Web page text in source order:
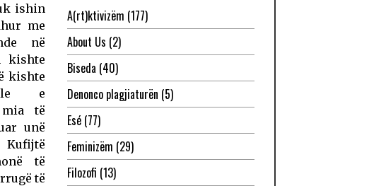
ishin
me
në
kishte
kishte
e
të
unë
Kufijtë
të
të
A(rt)ktivizëm (177)
About Us (2)
Biseda (40)
Denonco plagjiaturën (5)
Esé(77)
Feminizëm (29)
Filozofi (13)